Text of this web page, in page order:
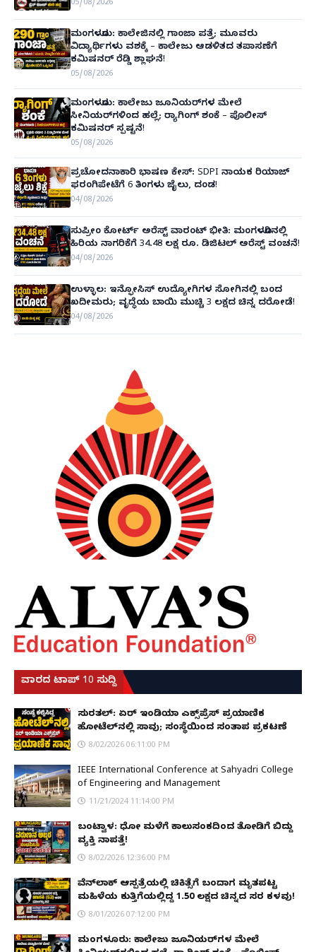
05/08/2026
ಮಂಗಳೂರು: ಕಾಲೇಜಿನಲ್ಲಿ ಗಾಂಜಾ ಪತ್ತೆ; ಮೂವರು
ವಿದ್ಯಾರ್ಥಿಗಳು ವಶಕ್ಕೆ – ಕಾಲೇಜು ಆಡಳಿತದ ತಪಾಸಣೆಗೆ
ಕಮಿಷನರ್ ರೆಡ್ಡಿ ಶ್ಲಾಘನೆ!
05/08/2026
ಮಂಗಳೂರು: ಕಾಲೇಜು ಜೂನಿಯರ್‌ಗಳ ಮೇಲೆ
ಸೀನಿಯರ್‌ಗಳಿಂದ ಹಲ್ಲೆ; ರ‌್ಯಾಗಿಂಗ್ ಶಂಕೆ – ಪೊಲೀಸ್
ಕಮಿಷನರ್ ಸ್ಪಷ್ಟನೆ!
05/08/2026
ಪ್ರಚೋದನಾಕಾರಿ ಭಾಷಣ ಕೇಸ್: SDPI ನಾಯಕ ರಿಯಾಜ್
ಫರಂಗಿಪೇಟೆಗೆ 6 ತಿಂಗಳು ಜೈಲು, ದಂಡ!
04/08/2026
ಸುಪ್ರೀಂ ಕೋರ್ಟ್ ಅರೆಸ್ಟ್ ವಾರಂಟ್ ಭೀತಿ: ಮಂಗಳೂರಿನಲ್ಲಿ
ಹಿರಿಯ ನಾಗರಿಕೆಗೆ 34.48 ಲಕ್ಷ ರೂ. ಡಿಜಿಟಲ್ ಅರೆಸ್ಟ್ ವಂಚನೆ!
04/08/2026
ಉಳ್ಳಾಲ: ಇನ್ಫೋಸಿಸ್ ಉದ್ಯೋಗಿಗಳ ಸೋಗಿನಲ್ಲಿ ಬಂದ
ಖದೀಮರು; ವೃದ್ಧೆಯ ಬಾಯಿ ಮುಚ್ಚಿ 3 ಲಕ್ಷದ ಚಿನ್ನ ದರೋಡೆ!
04/08/2026
ವಾರದ ಟಾಪ್ 10 ಸುದ್ದಿ
ಸುರತ್ಕಲ್: ಏರ್ ಇಂಡಿಯಾ ಎಕ್ಸ್‌ಪ್ರೆಸ್ ಪ್ರಯಾಣಿಕ
ಹೋಟೆಲ್‌ನಲ್ಲಿ ಸಾವು; ಸಂಸ್ಥೆಯಿಂದ ಸಂತಾಪ ಪ್ರಕಟಣೆ
8/02/2026 06:11:00 PM
IEEE International Conference at Sahyadri College
of Engineering and Management
11/21/2024 11:14:00 PM
ಬಂಟ್ವಾಳ: ಧೋ ಮಳೆಗೆ ಕಾಲುಸಂಕದಿಂದ ತೋಡಿಗೆ ಬಿದ್ದು
ವ್ಯಕ್ತಿ ನಾಪತ್ತೆ!
8/02/2026 12:36:00 PM
ವೆನ್‌ಲಾಕ್ ಆಸ್ಪತ್ರೆಯಲ್ಲಿ ಚಿಕಿತ್ಸೆಗೆ ಬಂದಾಗ ಮೃತಪಟ್ಟ
ಮಹಿಳೆಯ ಕುತ್ತಿಗೆಯಲ್ಲಿದ್ದ ₹1.50 ಲಕ್ಷದ ಚಿನ್ನದ ಸರ ಕಳವು!
8/01/2026 07:12:00 PM
ಮಂಗಳೂರು: ಕಾಲೇಜು ಜೂನಿಯರ್‌ಗಳ ಮೇಲೆ